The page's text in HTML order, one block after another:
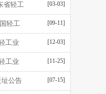
省轻工 [03-03]
轻工 [09-11]
工业 [12-03]
工业 [11-25]
址公告 [07-15]